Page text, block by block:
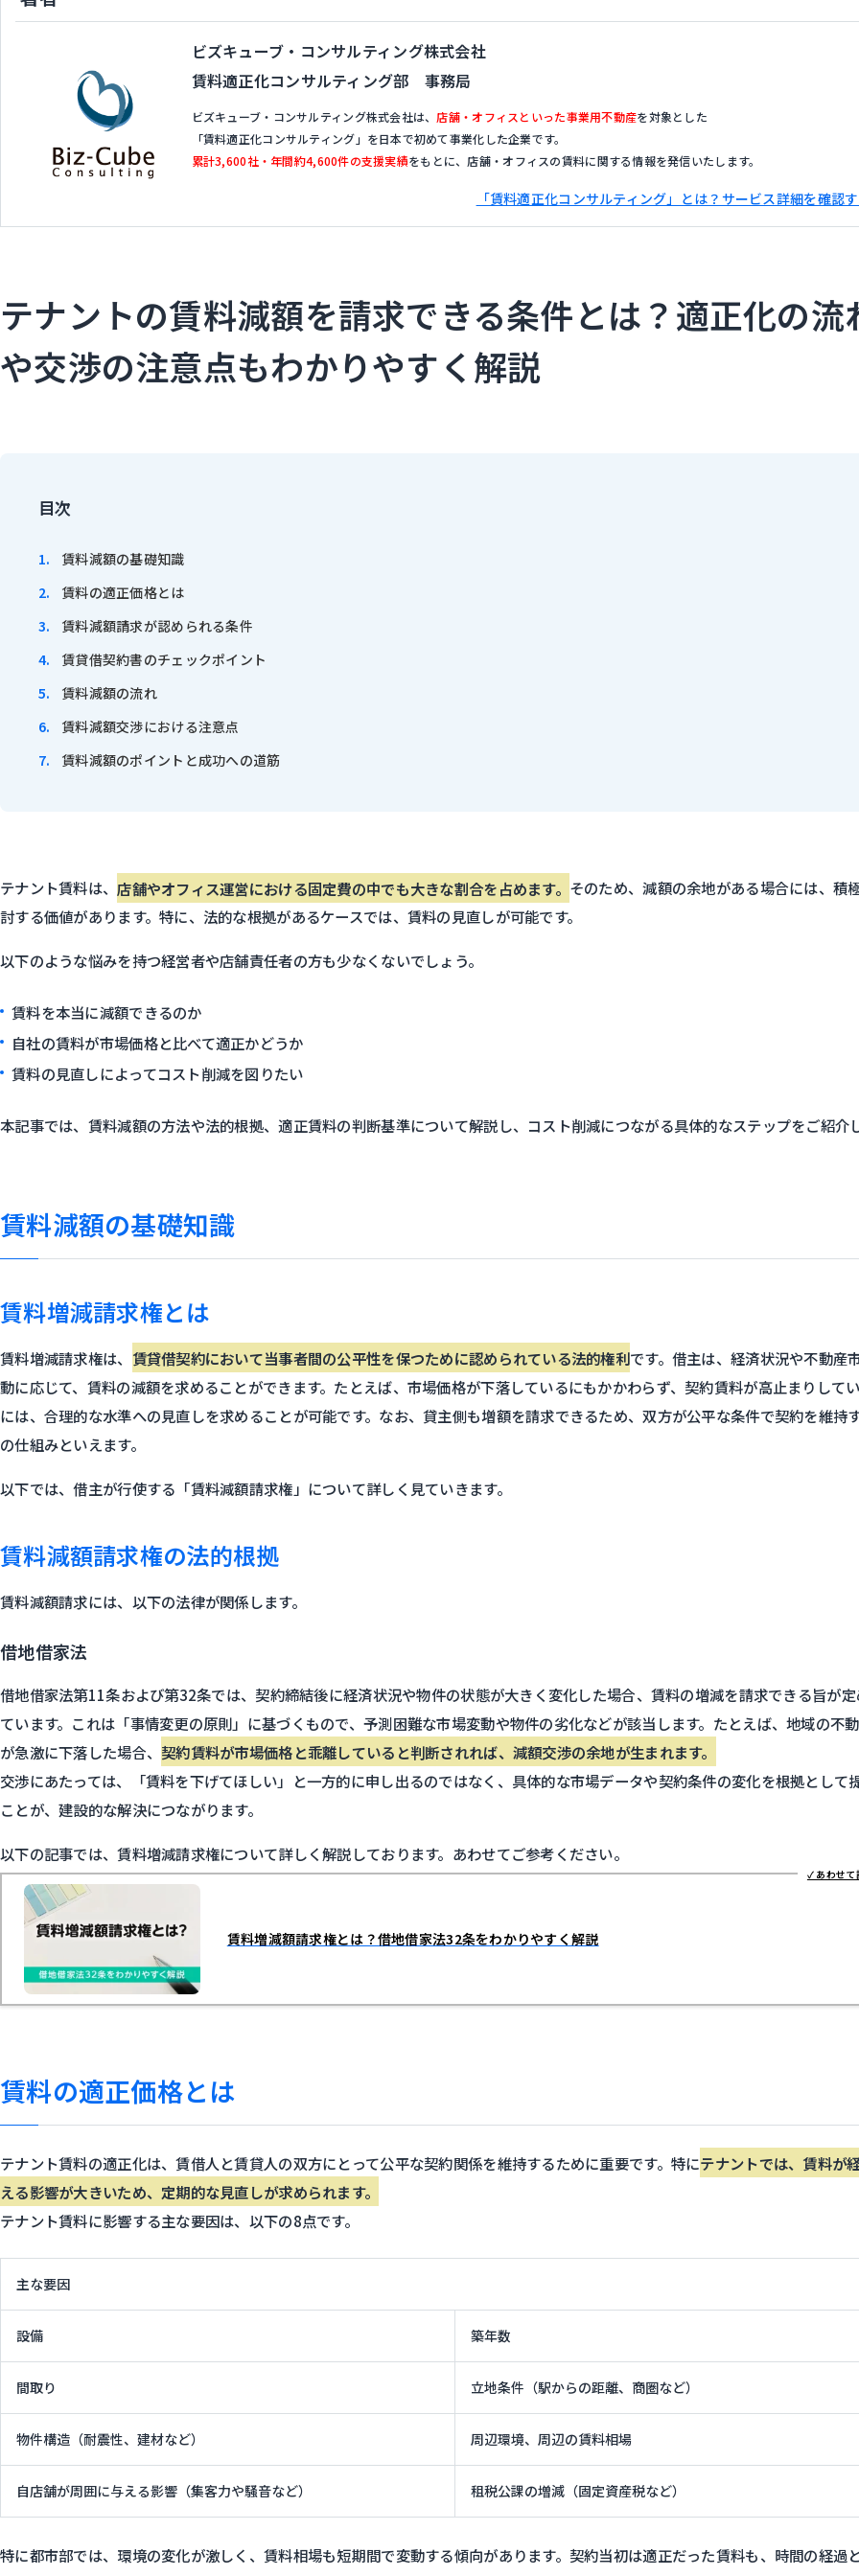
ビズキューブ・コンサルティング株式会社
賃料適正化コンサルティング部 事務局
ビズキューブ・コンサルティング株式会社は、 店舗・オフィスといった事業用不動産を対象とした
「賃料適正化コンサルティング」を日本で初めて事業化した企業です。
累計3,600社・年間約4,600件の支援実績をもとに、店舗・オフィスの賃料に関する情報を発信いたします。
「賃料適正化コンサルティング」とは？サービス詳細を確認
テナントの賃料減額を請求できる条件とは？適正化の流
や交渉の注意点もわかりやすく解説
目次
賃料減額の基礎知識
賃料の適正価格とは
賃料減額請求が認められる条件
賃貸借契約書のチェックポイント
賃料減額の流れ
賃料減額交渉における注意点
賃料減額のポイントと成功への道筋
テナント賃料は、 店舗やオフィス運営における固定費の中でも大きな割合を占めます。 そのため、減額の余地がある場合には、積
討する価値があります。特に、法的な根拠があるケースでは、賃料の見直しが可能です。
以下のような悩みを持つ経営者や店舗責任者の方も少なくないでしょう。
賃料を本当に減額できるのか
自社の賃料が市場価格と比べて適正かどうか
賃料の見直しによってコスト削減を図りたい
本記事では、賃料減額の方法や法的根拠、適正賃料の判断基準について解説し、コスト削減につながる具体的なステップをご紹介し
賃料減額の基礎知識
賃料増減請求権とは
賃料増減請求権は、 賃貸借契約において当事者間の公平性を保つために認められている法的権利です。借主は、経済状況や不動産
動に応じて、賃料の減額を求めることができます。たとえば、市場価格が下落しているにもかかわらず、契約賃料が高止まりして
には、合理的な水準への見直しを求めることが可能です。なお、貸主側も増額を請求できるため、双方が公平な条件で契約を維持
の仕組みといえます。
以下では、借主が行使する「賃料減額請求権」について詳しく見ていきます。
賃料減額請求権の法的根拠
賃料減額請求には、以下の法律が関係します。
借地借家法
借地借家法第11条および第32条では、契約締結後に経済状況や物件の状態が大きく変化した場合、賃料の増減を請求できる旨が
ています。これは「事情変更の原則」に基づくもので、予測困難な市場変動や物件の劣化などが該当します。たとえば、地域の不
が急激に下落した場合、 契約賃料が市場価格と乖離していると判断されれば、減額交渉の余地が生まれます。
交渉にあたっては、「賃料を下げてほしい」と一方的に申し出るのではなく、具体的な市場データや契約条件の変化を根拠として
ことが、建設的な解決につながります。
以下の記事では、賃料増減請求権について詳しく解説しております。あわせてご参考ください。
賃料増減額請求権とは？借地借家法32条をわかりやすく解説
賃料の適正価格とは
テナント賃料の適正化は、賃借人と賃貸人の双方にとって公平な契約関係を維持するために重要です。特にテナントでは、賃料が
える影響が大きいため、定期的な見直しが求められます。
テナント賃料に影響する主な要因は、以下の8点です。
主な要因
設備 築年数
間取り 立地条件（駅からの距離、商圏など）
物件構造（耐震性、建材など） 周辺環境、周辺の賃料相場
自店舗が周囲に与える影響（集客力や騒音など） 租税公課の増減（固定資産税など）
特に都市部では、環境の変化が激しく、賃料相場も短期間で変動する傾向があります。契約当初は適正だった賃料も、時間の経過